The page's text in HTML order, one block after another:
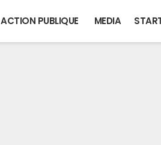
ACTION PUBLIQUE MEDIA